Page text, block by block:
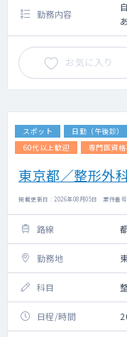
勤務内容
お気に入り
スポット 日勤（午後診）
60代以上歓迎
専門医資
東京都／整形外
掲載更新日 : 2026年08月05日 案件番
路線
勤務地
科目
日程/時間